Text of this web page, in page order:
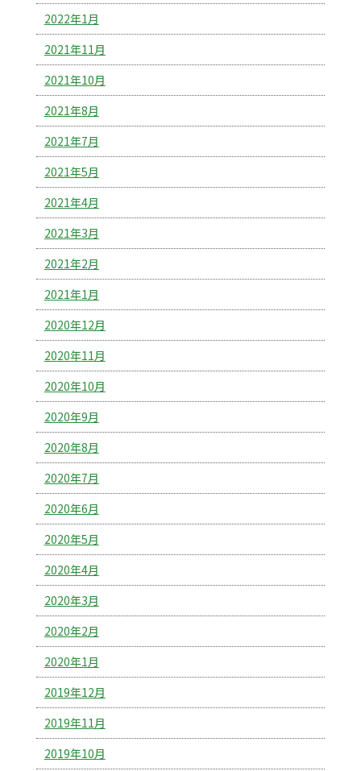
2022年1月
2021年11月
2021年10月
2021年8月
2021年7月
2021年5月
2021年4月
2021年3月
2021年2月
2021年1月
2020年12月
2020年11月
2020年10月
2020年9月
2020年8月
2020年7月
2020年6月
2020年5月
2020年4月
2020年3月
2020年2月
2020年1月
2019年12月
2019年11月
2019年10月